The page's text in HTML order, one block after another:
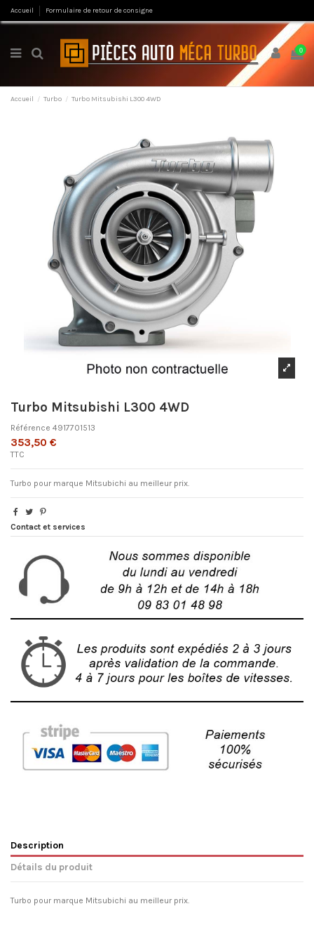
Accueil Formulaire de retour de consigne
0
Accueil Turbo Turbo Mitsubishi L300 4WD
Turbo Mitsubishi L300 4WD
Référence 4917701513
353,50 €
TTC
Turbo pour marque Mitsubichi au meilleur prix.
Contact et services
Description
Détails du produit
Turbo pour marque Mitsubichi au meilleur prix.